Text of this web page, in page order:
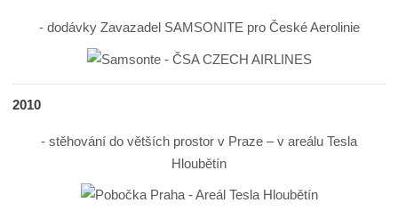
- dodávky Zavazadel SAMSONITE pro České Aerolinie
2010
- stěhování do větších prostor v Praze – v areálu Tesla
Hloubětín